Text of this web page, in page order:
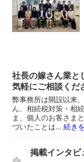
社長の嫁さん業と
気軽にご相談くだ
弊事務所は開設以来
ん、相続税対策・相
ま、個人のお客さま
づいたことは… 続き
掲載インタビ